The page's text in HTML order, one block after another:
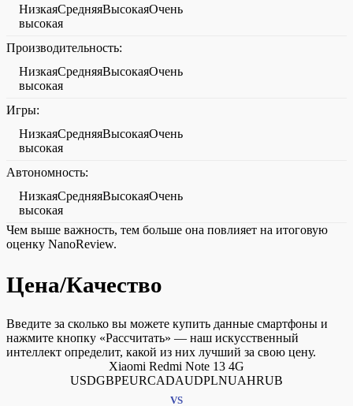
НизкаяСредняяВысокаяОчень
высокая
Производительность:
НизкаяСредняяВысокаяОчень
высокая
Игры:
НизкаяСредняяВысокаяОчень
высокая
Автономность:
НизкаяСредняяВысокаяОчень
высокая
Чем выше важность, тем больше она повлияет на итоговую
оценку NanoReview.
Цена/Качество
Введите за сколько вы можете купить данные смартфоны и
нажмите кнопку «Рассчитать» — наш искусственный
интеллект определит, какой из них лучший за свою цену.
Xiaomi Redmi Note 13 4G
USDGBPEURCADAUDPLNUAHRUB
VS